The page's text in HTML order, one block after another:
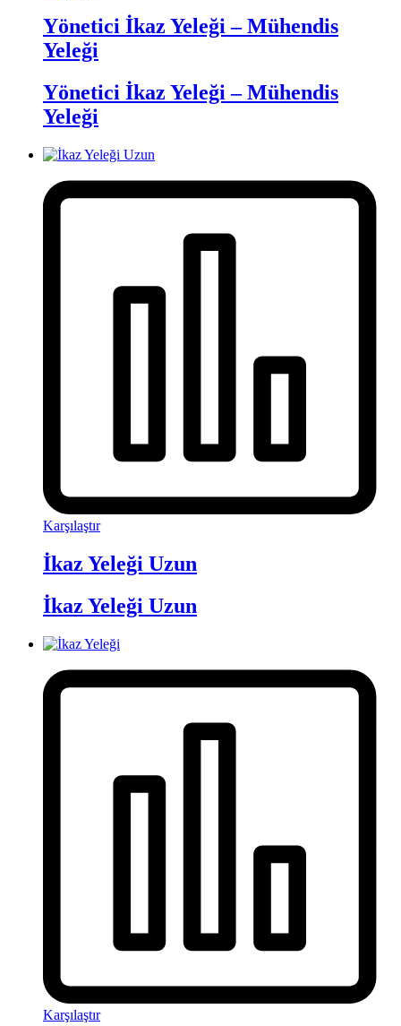
Yönetici İkaz Yeleği – Mühendis
Yeleği
Yönetici İkaz Yeleği – Mühendis
Yeleği
Karşılaştır
İkaz Yeleği Uzun
İkaz Yeleği Uzun
Karşılaştır